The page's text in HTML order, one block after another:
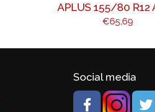
APLUS 155/80 R12
€65,69
Social media